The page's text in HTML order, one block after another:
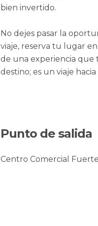
bien invertido.
No dejes pasar la
viaje, reserva tu lugar
de una experiencia que
destino; es un viaje
Punto de salida
Centro Comercial